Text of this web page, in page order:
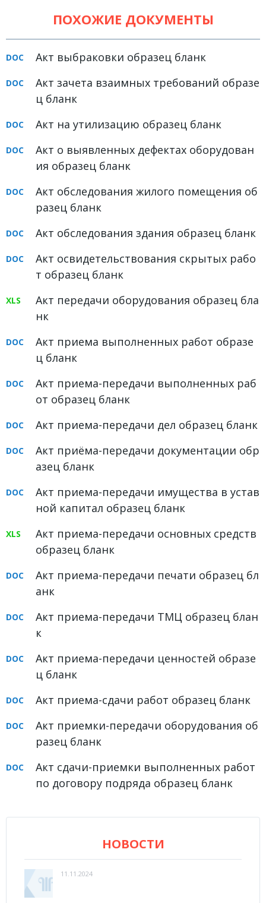
ПОХОЖИЕ ДОКУМЕНТЫ
Акт выбраковки образец бланк
Акт зачета взаимных требований образе
ц бланк
Акт на утилизацию образец бланк
Акт о выявленных дефектах оборудован
ия образец бланк
Акт обследования жилого помещения об
разец бланк
Акт обследования здания образец бланк
Акт освидетельствования скрытых рабо
т образец бланк
Акт передачи оборудования образец бла
нк
Акт приема выполненных работ образе
ц бланк
Акт приема-передачи выполненных раб
от образец бланк
Акт приема-передачи дел образец бланк
Акт приёма-передачи документации обр
азец бланк
Акт приема-передачи имущества в устав
ной капитал образец бланк
Акт приема-передачи основных средств
образец бланк
Акт приема-передачи печати образец бл
анк
Акт приема-передачи ТМЦ образец блан
к
Акт приема-передачи ценностей образе
ц бланк
Акт приема-сдачи работ образец бланк
Акт приемки-передачи оборудования об
разец бланк
Акт сдачи-приемки выполненных работ
по договору подряда образец бланк
НОВОСТИ
11.11.2024
Земельное право
Медицинское право
Миграционное право
Налоговое право
Семейное право
Трудовое право
Уголовное право
Финансовое право
Юридические новости
ВИДЕО
ФОРУМ
ЮРИДИЧЕСКИЙ ФОРУМ
+7 (800) 511-86-74
Для всех регионов РФ
в нашей группе